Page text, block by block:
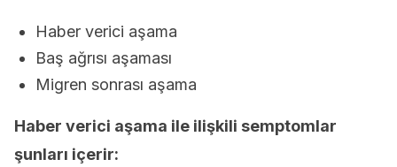
Haber verici aşama
Baş ağrısı aşaması
Migren sonrası aşama
Haber verici aşama ile ilişkili semptomlar
şunları içerir: